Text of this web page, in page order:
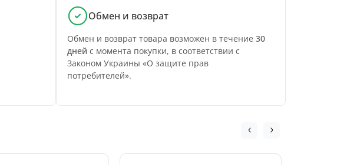
Обмен и возврат
Обмен и возврат товара возможен в течение 30
дней с момента покупки, в соответствии с
Законом Украины «О защите прав
потребителей».